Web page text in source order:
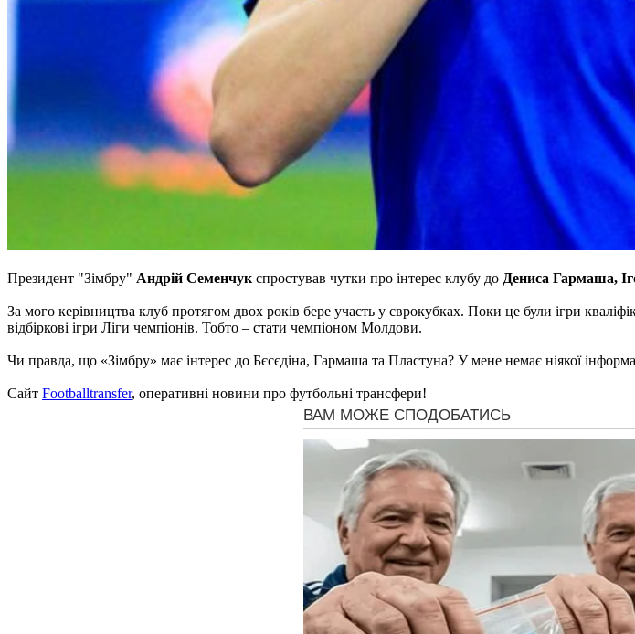
Президент "Зімбру" Андрій Семенчук спростував чутки про інтерес клубу до Дениса Гармаша,
За мого керівництва клуб протягом двох років бере участь у єврокубках. Поки це були ігри
відбіркові ігри Ліги чемпіонів. Тобто – стати чемпіоном Молдови.
Чи правда, що «Зімбру» має інтерес до Бєсєдіна, Гармаша та Пластуна? У мене немає ніякої
Сайт Footballtransfer, оперативні новини про футбольні трансфери!